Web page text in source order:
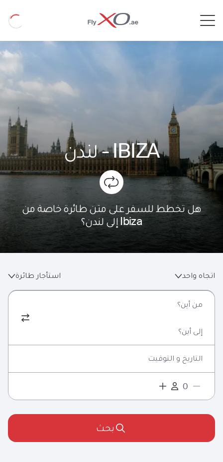
Loading
IBIZA
-لندن
هل تخطط للسفر على متن طائرة خاصة من
Ibiza إلى لندن؟
اتجاه واحد استأجار طائرة
من أين؟
إلى أين؟
التاريخ و التوقيت
بحث